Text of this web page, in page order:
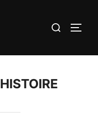
Rechercher :
HISTOIRE